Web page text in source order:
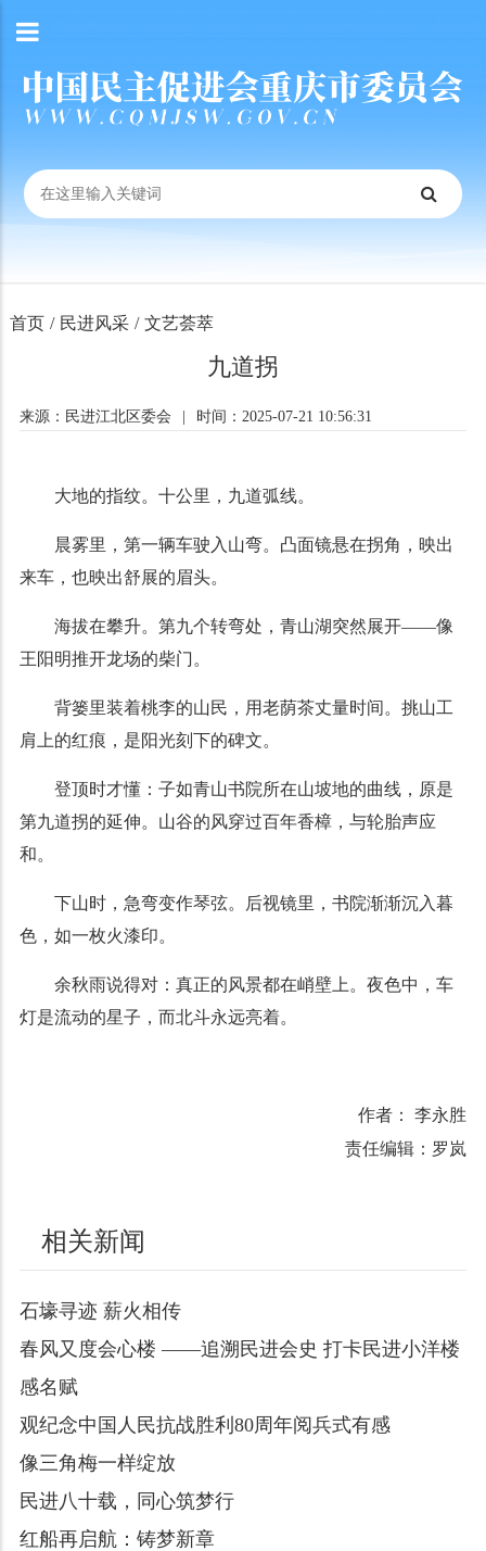
首页 / 民进风采 / 文艺荟萃
九道拐
来源：民进江北区委会 时间：2025-07-21 10:56:31
大地的指纹。十公里，九道弧线。
晨雾里，第一辆车驶入山弯。凸面镜悬在拐角，映出
来车，也映出舒展的眉头。
海拔在攀升。第九个转弯处，青山湖突然展开——像
王阳明推开龙场的柴门。
背篓里装着桃李的山民，用老荫茶丈量时间。挑山工
肩上的红痕，是阳光刻下的碑文。
登顶时才懂：子如青山书院所在山坡地的曲线，原是
第九道拐的延伸。山谷的风穿过百年香樟，与轮胎声应
和。
下山时，急弯变作琴弦。后视镜里，书院渐渐沉入暮
色，如一枚火漆印。
余秋雨说得对：真正的风景都在峭壁上。夜色中，车
灯是流动的星子，而北斗永远亮着。
作者： 李永胜
责任编辑：罗岚
相关新闻
石壕寻迹 薪火相传
春风又度会心楼 ——追溯民进会史 打卡民进小洋楼
感名赋
观纪念中国人民抗战胜利80周年阅兵式有感
像三角梅一样绽放
民进八十载，同心筑梦行
红船再启航：铸梦新章